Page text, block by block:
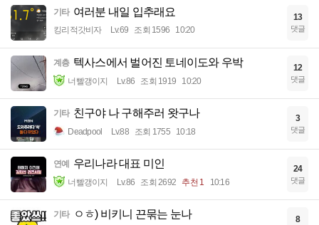
기타 여러분 내일 입추래요
킹리적갓비자 Lv.69 조회 1596 10:20
13
댓글
계층 텍사스에서 벌어진 토네이도와 우박
너빨갱이지 Lv.86 조회 1919 10:20
12
댓글
기타 친구야 나 구해주러 왓구나
Deadpool Lv.88 조회 1755 10:18
3
댓글
연예 우리나라 대표 미인
너빨갱이지 Lv.86 조회 2692 추천 1 10:16
24
댓글
기타 ㅇㅎ) 비키니 끈묶는 눈나 8